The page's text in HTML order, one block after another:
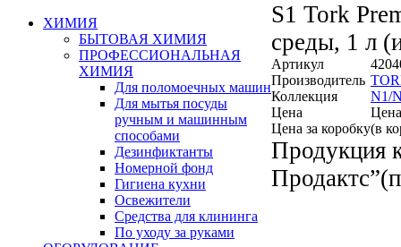
ХИМИЯ
БЫТОВАЯ ХИМИЯ
ПРОФЕССИОНАЛЬНАЯ
ХИМИЯ
Для поломоечных машин
Для мытья посуды
ручным и машинным
способами
Дезинфиктанты
Номерной фонд
Гигиена кухни
Освежители
Средства для клининга
По уходу за руками
S1 Tork
среды, 1 л
Артикул
Производитель
Коллекция
N1/
Цена
Цена за коробку(в
Продукция